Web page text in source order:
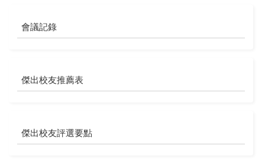
會議記錄
傑出校友推薦表
傑出校友評選要點